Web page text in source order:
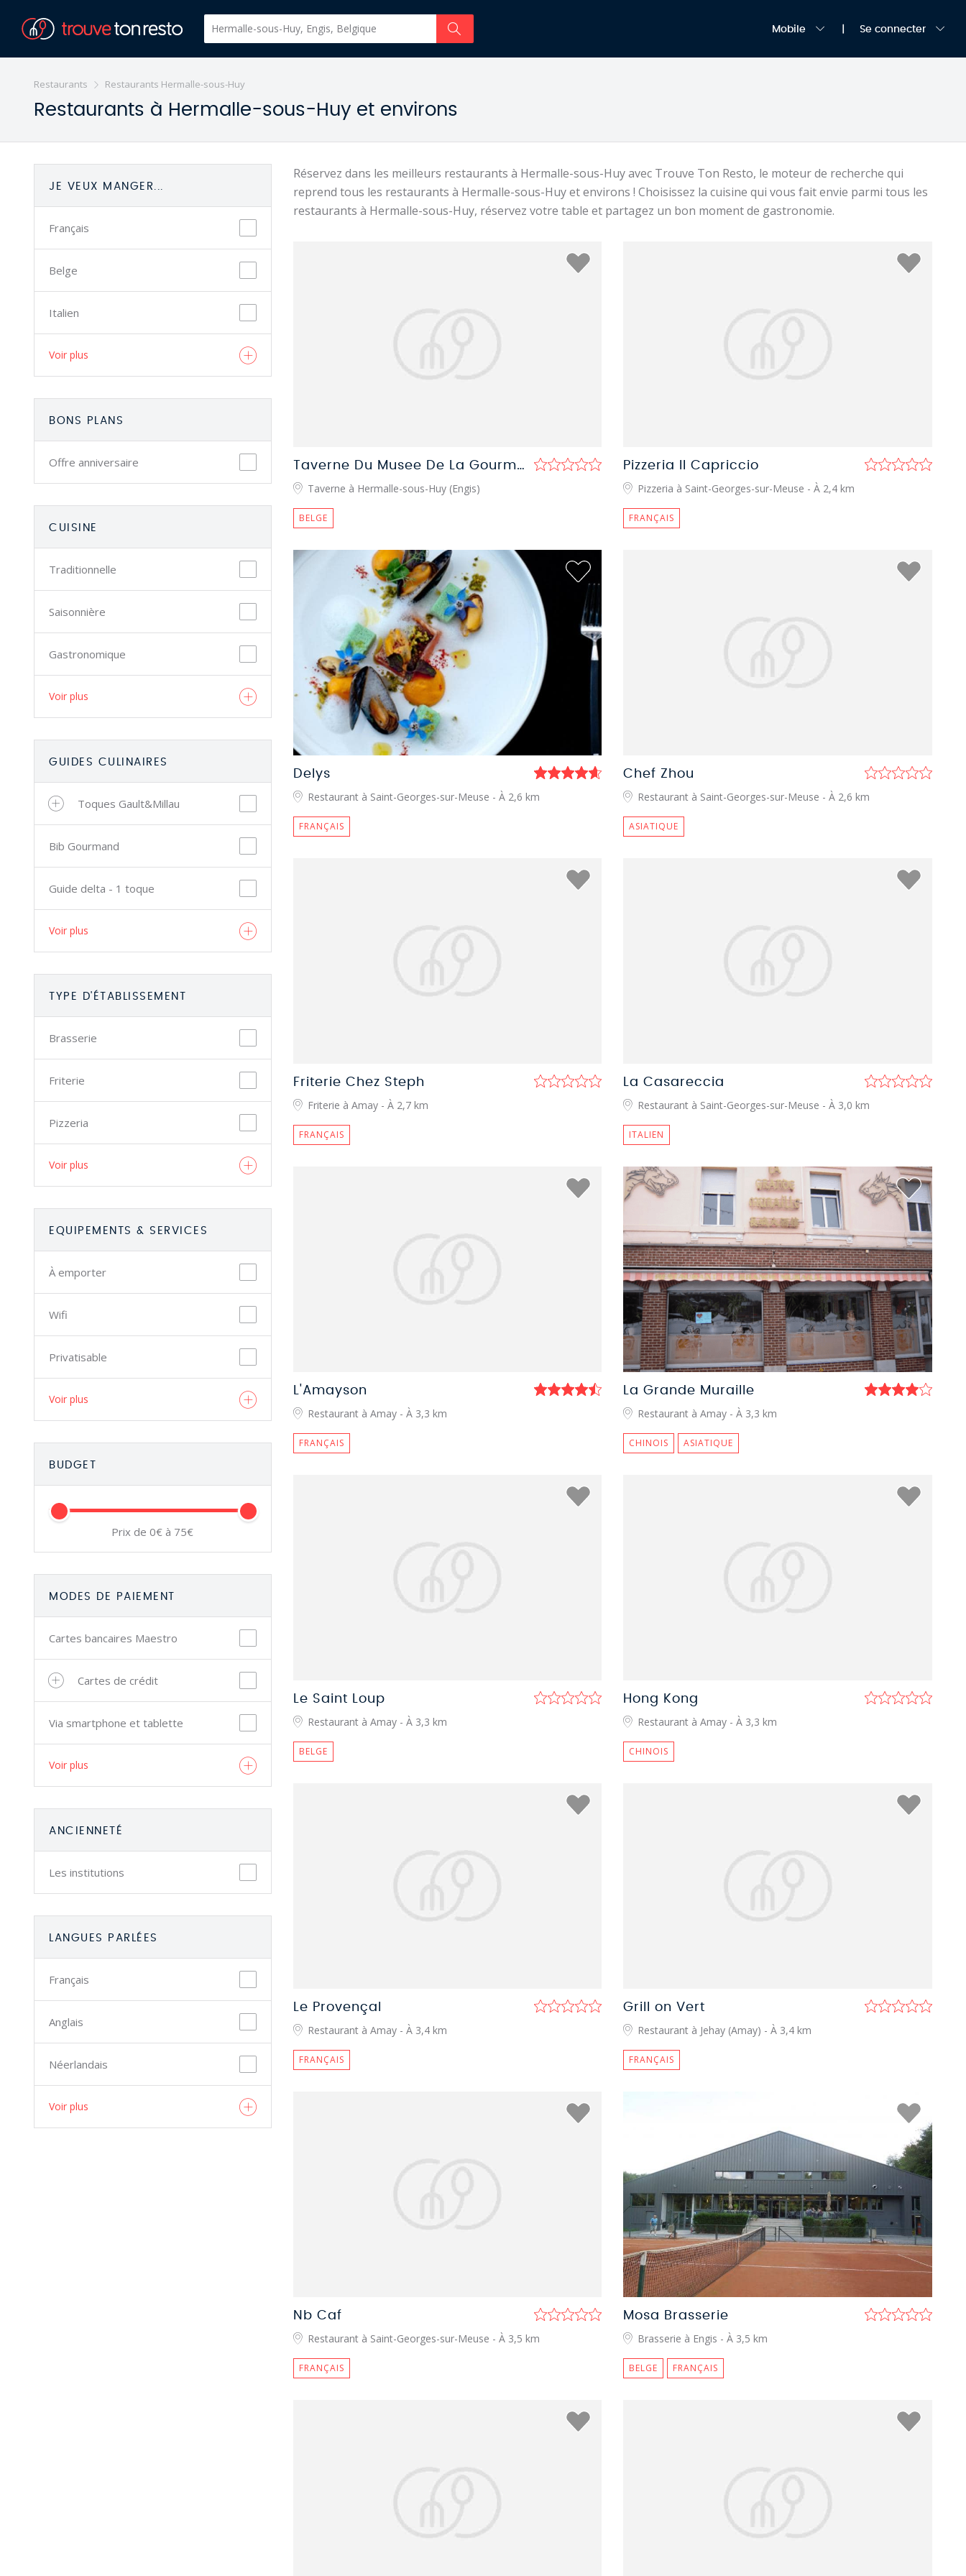
Mobile Se connecter
Restaurants Restaurants Hermalle-sous-Huy
Restaurants à Hermalle-sous-Huy et environs
JE VEUX MANGER...
Français
Belge
Italien
Voir plus
BONS PLANS
Offre anniversaire
CUISINE
Traditionnelle
Saisonnière
Gastronomique
Voir plus
GUIDES CULINAIRES
Toques Gault&Millau
Bib Gourmand
Guide delta - 1 toque
Voir plus
TYPE D'ÉTABLISSEMENT
Brasserie
Friterie
Pizzeria
Voir plus
EQUIPEMENTS & SERVICES
À emporter
Wifi
Privatisable
Voir plus
BUDGET
Prix de 0€ à 75€
MODES DE PAIEMENT
Cartes bancaires Maestro
Cartes de crédit
Via smartphone et tablette
Voir plus
ANCIENNETÉ
Les institutions
LANGUES PARLÉES
Français
Anglais
Néerlandais
Voir plus
Réservez dans les meilleurs restaurants à Hermalle-sous-Huy avec Trouve Ton Resto, le moteur de recherche qui
reprend tous les restaurants à Hermalle-sous-Huy et environs ! Choisissez la cuisine qui vous fait envie parmi tous les
restaurants à Hermalle-sous-Huy, réservez votre table et partagez un bon moment de gastronomie.
Taverne Du Musee De La Gourmandise
Taverne à Hermalle-sous-Huy (Engis)
BELGE
Pizzeria Il Capriccio
Pizzeria à Saint-Georges-sur-Meuse - À 2,4 km
FRANÇAIS
Delys
Restaurant à Saint-Georges-sur-Meuse - À 2,6 km
FRANÇAIS
Chef Zhou
Restaurant à Saint-Georges-sur-Meuse - À 2,6 km
ASIATIQUE
Friterie Chez Steph
Friterie à Amay - À 2,7 km
FRANÇAIS
La Casareccia
Restaurant à Saint-Georges-sur-Meuse - À 3,0 km
ITALIEN
L'Amayson
Restaurant à Amay - À 3,3 km
FRANÇAIS
La Grande Muraille
Restaurant à Amay - À 3,3 km
CHINOIS ASIATIQUE
Le Saint Loup
Restaurant à Amay - À 3,3 km
BELGE
Hong Kong
Restaurant à Amay - À 3,3 km
CHINOIS
Le Provençal
Restaurant à Amay - À 3,4 km
FRANÇAIS
Grill on Vert
Restaurant à Jehay (Amay) - À 3,4 km
FRANÇAIS
Nb Caf
Restaurant à Saint-Georges-sur-Meuse - À 3,5 km
FRANÇAIS
Mosa Brasserie
Brasserie à Engis - À 3,5 km
BELGE FRANÇAIS